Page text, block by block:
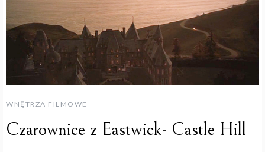
WNĘTRZA FILMOWE
Czarownice z Eastwick- Castle Hill